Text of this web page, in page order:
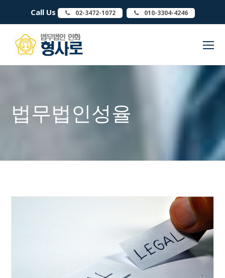
Call Us 02-3472-1072 010-3304-4246
법무법인성율